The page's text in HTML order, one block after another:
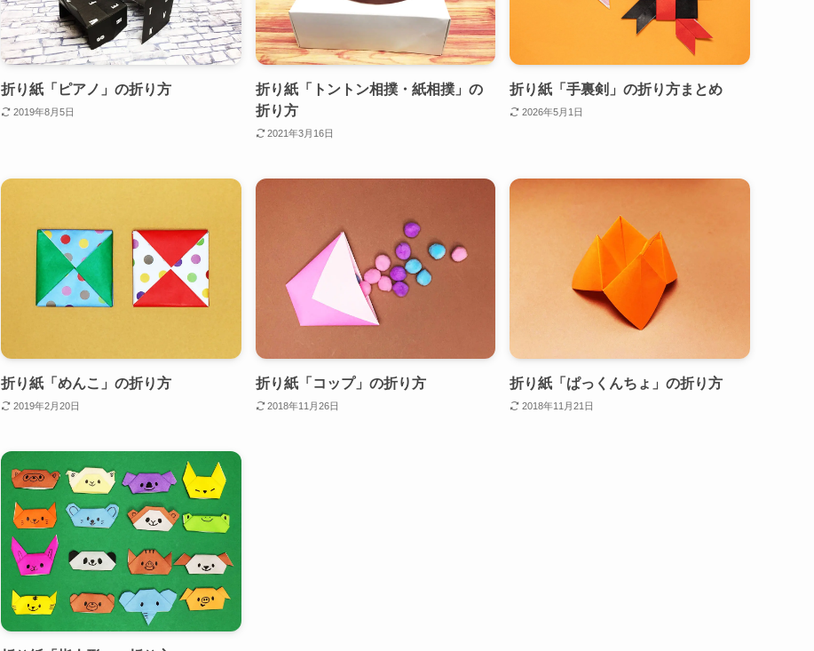
折り紙「ピアノ」の折り方
2019年8月5日
折り紙「トントン相撲・紙相撲」の
折り方
2021年3月16日
折り紙「手裏剣」の折り方まとめ
2026年5月1日
折り紙「めんこ」の折り方
2019年2月20日
折り紙「コップ」の折り方
2018年11月26日
折り紙「ぱっくんちょ」の折り方
2018年11月21日